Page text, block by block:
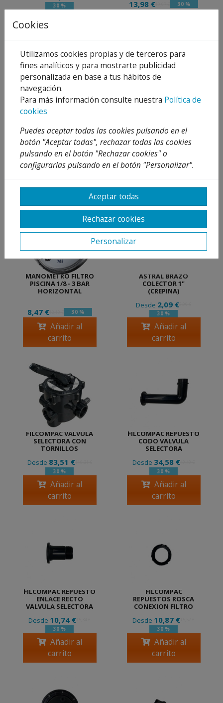
30 %
carrito
13,98 € 30 %
MANOMETRO FILTRO
PISCINA 1/4 - 3 BAR
VERTICAL
11,86 €16,94 € 30 %
Añadir al
carrito
CORAL VÁLVULA
SELECTORA 6 VIAS
Desde124,09 €177,27 €
30 %
Añadir al
carrito
MANOMETRO FILTRO
PISCINA 1/8 - 3 BAR
HORIZONTAL
8,47 €12,10 € 30 %
Añadir al
carrito
ASTRAL BRAZO
COLECTOR 1"
(CREPINA)
Desde 2,09 €
30 %
Añadir al
carrito
FILCOMPAC VALVULA
SELECTORA CON
TORNILLOS
Desde 83,51 €119,31 €
30 %
Añadir al
carrito
FILCOMPAC REPUESTO
CODO VALVULA
SELECTORA
Desde 34,58 €
30 %
Añadir al
carrito
FILCOMPAC REPUESTO
ENLACE RECTO
VALVULA SELECTORA
Desde 10,74 €
30 %
Añadir al
carrito
FILCOMPAC
REPUESTOS ROSCA
CONEXION FILTRO
Desde 10,87 €
30 %
Añadir al
carrito
Cookies
Utilizamos cookies propias y de terceros para
fines analíticos y para mostrarte publicidad
personalizada en base a tus hábitos de
navegación.
Para más información consulte nuestra Política de
cookies
Puedes aceptar todas las cookies pulsando en el
botón "Aceptar todas", rechazar todas las cookies
pulsando en el botón "Rechazar cookies" o
configurarlas pulsando en el botón "Personalizar".
Aceptar todas
Rechazar cookies
Personalizar